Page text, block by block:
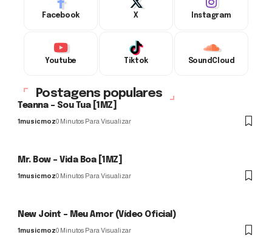
Facebook X Instagram
Youtube Tiktok SoundCloud
Postagens populares
Teanna – Sou Tua [1MZ]
1musicmoz0 Minutos Para Visualizar
Mr. Bow – Vida Boa [1MZ]
1musicmoz0 Minutos Para Visualizar
New Joint – Meu Amor (Vídeo Oficial)
1musicmoz0 Minutos Para Visualizar